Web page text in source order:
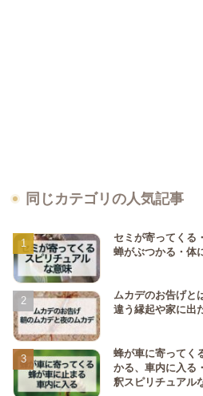
同じカテゴリの人気記事
セミが寄ってくる
蝉がぶつかる・体
ムカデのお告げと
違う縁起や家に出
蜂が車に寄ってく
かる、車内に入る
釈スピリチュアル